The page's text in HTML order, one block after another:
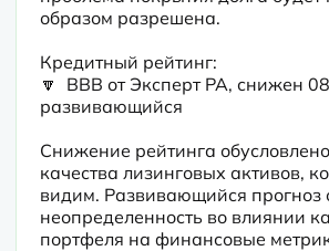
образом разрешена.
Кредитный рейтинг:
🔽  BBB от Эксперт РА, снижен
развивающийся
Снижение рейтинга
качества лизинговых активов,
видим. Развивающийся прогноз
неопределенность во влиянии
портфеля на финансовые